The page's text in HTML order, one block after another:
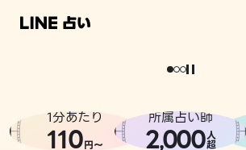
相談事例
どうせなら
。
1分あたり
110円〜
所属占い師
2,000人
超